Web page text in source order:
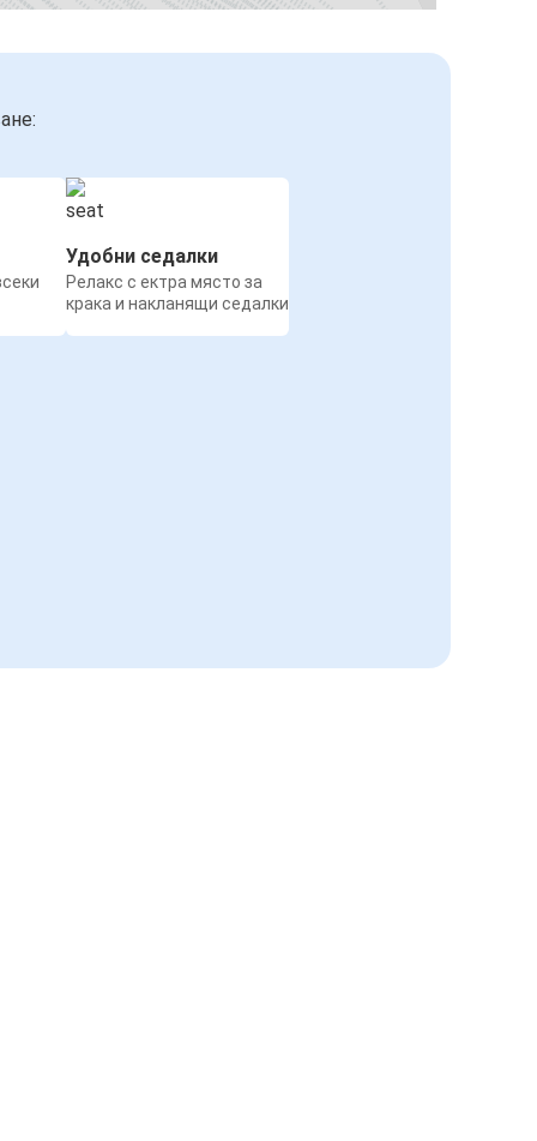
Удобни седалки
Релакс с ектра място за
крака и накланящи седалки